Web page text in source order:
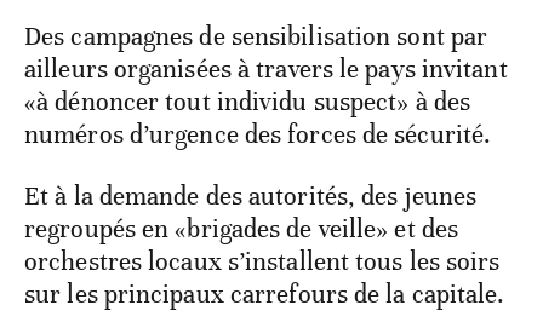
Des campagnes de sensibilisation sont par
ailleurs organisées à travers le pays invitant
«à dénoncer tout individu suspect» à des
numéros d’urgence des forces de sécurité.
Et à la demande des autorités, des jeunes
regroupés en «brigades de veille» et des
orchestres locaux s’installent tous les soirs
sur les principaux carrefours de la capitale.